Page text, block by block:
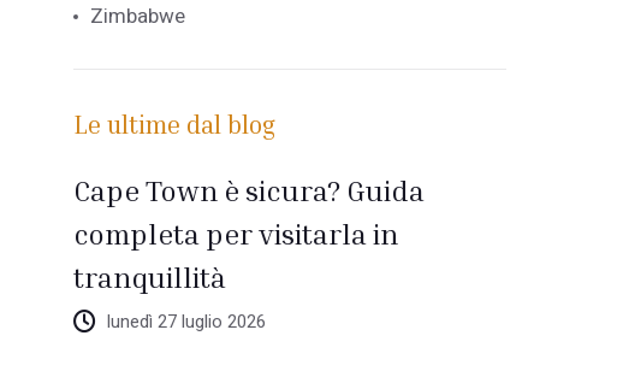
Zimbabwe
Le ultime dal blog
Cape Town è sicura? Guida
completa per visitarla in
tranquillità
lunedì 27 luglio 2026